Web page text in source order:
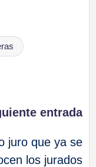
entrada
juro que ya se
los jurados